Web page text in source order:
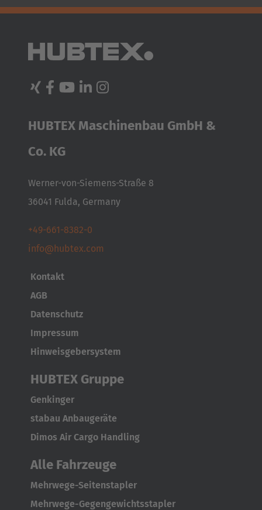
HUBTEX Maschinenbau GmbH &
Co. KG
Werner-von-Siemens-Straße 8
36041 Fulda, Germany
+49-661-8382-0
info@hubtex.com
Kontakt
AGB
Datenschutz
Impressum
Hinweisgebersystem
HUBTEX Gruppe
Genkinger
stabau Anbaugeräte
Dimos Air Cargo Handling
Alle Fahrzeuge
Mehrwege-Seitenstapler
Mehrwege-Gegengewichtsstapler